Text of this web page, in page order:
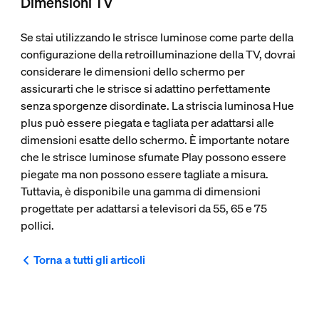
Se stai utilizzando le strisce luminose come parte della
configurazione della retroilluminazione della TV, dovrai
considerare le dimensioni dello schermo per
assicurarti che le strisce si adattino perfettamente
senza sporgenze disordinate. La striscia luminosa Hue
plus può essere piegata e tagliata per adattarsi alle
dimensioni esatte dello schermo. È importante notare
che le strisce luminose sfumate Play possono essere
piegate ma non possono essere tagliate a misura.
Tuttavia, è disponibile una gamma di dimensioni
progettate per adattarsi a televisori da 55, 65 e 75
pollici.
Torna a tutti gli articoli